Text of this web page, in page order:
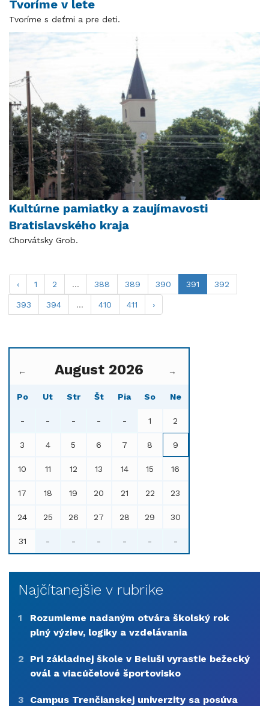
Tvoríme v lete
Tvoríme s deťmi a pre deti.
Kultúrne pamiatky a zaujímavosti
Bratislavského kraja
Chorvátsky Grob.
‹ 1 2 ... 388 389 390 391 392
393 394 ... 410 411 ›
← August 2026 →
Po Ut Str Št Pia So Ne
- - - - - 1 2
3 4 5 6 7 8 9
10 11 12 13 14 15 16
17 18 19 20 21 22 23
24 25 26 27 28 29 30
31 - - - - - -
Najčítanejšie v rubrike
1
Rozumieme nadaným otvára školský rok
plný výziev, logiky a vzdelávania
2
Pri základnej škole v Beluši vyrastie bežecký
ovál a viacúčelové športovisko
3
Campus Trenčianskej univerzity sa posúva